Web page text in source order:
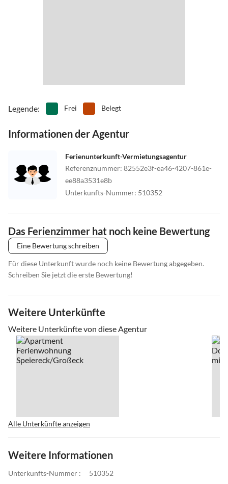
Legende: Frei Belegt
Informationen der Agentur
Ferienunterkunft-Vermietungsagentur
Referenznummer: 82552e3f-ea46-4207-861e-
ee88a3531e8b
Unterkunfts-Nummer: 510352
Das Ferienzimmer hat noch keine Bewertung
Eine Bewertung schreiben
Für diese Unterkunft wurde noch keine Bewertung abgegeben.
Schreiben Sie jetzt die erste Bewertung!
Weitere Unterkünfte
Weitere Unterkünfte von diese Agentur
Alle Unterkünfte anzeigen
Weitere Informationen
Unterkunfts-Nummer :
510352